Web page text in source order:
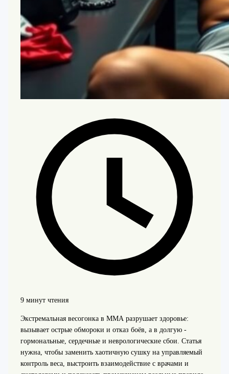
9 минут чтения
Экстремальная весогонка в ММА разрушает здоровье:
вызывает острые обмороки и отказ боёв, а в долгую -
гормональные, сердечные и неврологические сбои. Статья
нужна, чтобы заменить хаотичную сушку на управляемый
контроль веса, выстроить взаимодействие с врачами и